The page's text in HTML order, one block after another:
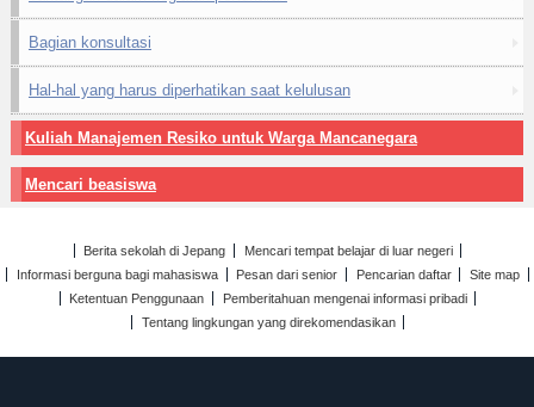
Bagian konsultasi
Hal-hal yang harus diperhatikan saat kelulusan
Kuliah Manajemen Resiko untuk Warga Mancanegara
Mencari beasiswa
Berita sekolah di Jepang
Mencari tempat belajar di luar negeri
Informasi berguna bagi mahasiswa
Pesan dari senior Pencarian daftar
Site map
Ketentuan Penggunaan
Pemberitahuan mengenai informasi pribadi
Tentang lingkungan yang direkomendasikan